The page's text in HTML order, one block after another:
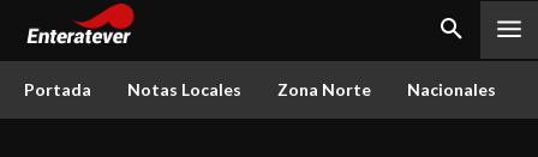
Portada Notas Locales Zona Norte Nacionales